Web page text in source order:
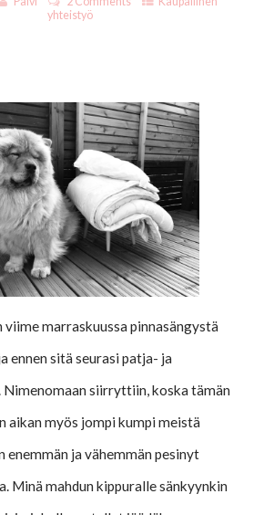
yhteistyö
marraskuussa pinnasängystä
ennen sitä seurasi patja- ja
siirryttiin, koska tämän
aikan myös jompi kumpi meistä
enemmän ja vähemmän pesinyt
Minä mahdun kippuralle sänkyynkin